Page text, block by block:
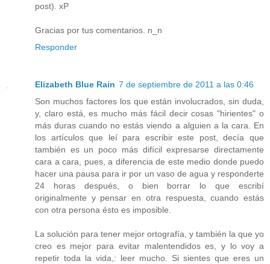
post). xP
Gracias por tus comentarios. n_n
Responder
Elizabeth Blue Rain 7 de septiembre de 2011 a las 0:46
Son muchos factores los que están involucrados, sin duda,
y, claro está, es mucho más fácil decir cosas "hirientes" o
más duras cuando no estás viendo a alguien a la cara. En
los artículos que leí para escribir este post, decía que
también es un poco más difícil expresarse directamente
cara a cara, pues, a diferencia de este medio donde puedo
hacer una pausa para ir por un vaso de agua y responderte
24 horas después, o bien borrar lo que escribí
originalmente y pensar en otra respuesta, cuando estás
con otra persona ésto es imposible.
La solución para tener mejor ortografía, y también la que yo
creo es mejor para evitar malentendidos es, y lo voy a
repetir toda la vida,: leer mucho. Si sientes que eres un